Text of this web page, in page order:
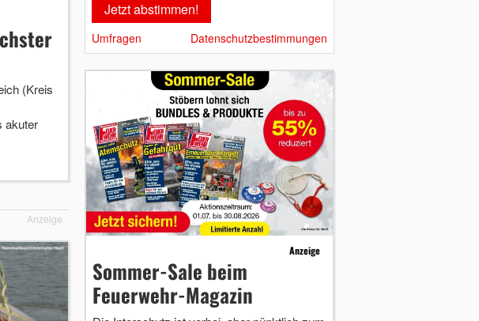
(Kreis
akuter
Anzeige
Umfragen Datenschutzbestimmungen
Anzeige
Sommer-Sale beim
Feuerwehr-Magazin